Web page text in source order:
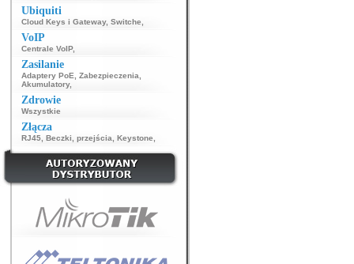
Ubiquiti
Cloud Keys i Gateway, Switche
VoIP
Centrale VoIP,
Zasilanie
Adaptery PoE Zabezpieczenia
Akumulatory,
Zdrowie
Wszystkie
Złącza
RJ45 Beczki, przejścia Keystone